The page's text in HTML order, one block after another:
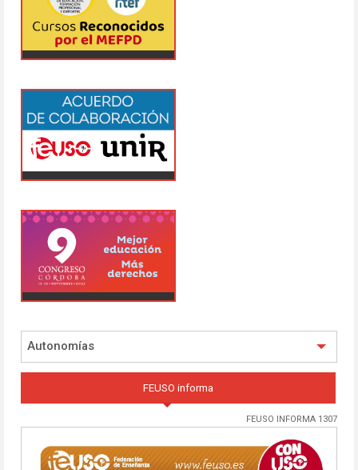
Autonomías
FEUSO informa
FEUSO INFORMA 1307